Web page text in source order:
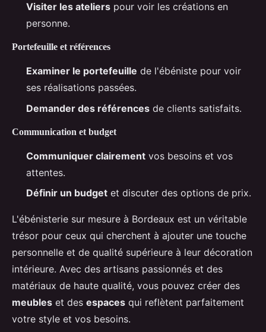
Visiter les ateliers pour voir les créations en
personne.
Portefeuille et références
Examiner le portefeuille de l'ébéniste pour voir
ses réalisations passées.
Demander des références de clients satisfaits.
Communication et budget
Communiquer clairement vos besoins et vos
attentes.
Définir un budget et discuter des options de prix.
L'ébénisterie sur mesure à Bordeaux est un véritable
trésor pour ceux qui cherchent à ajouter une touche
personnelle et de qualité supérieure à leur décoration
intérieure. Avec des artisans passionnés et des
matériaux de haute qualité, vous pouvez créer des
meubles et des espaces qui reflètent parfaitement
votre style et vos besoins.